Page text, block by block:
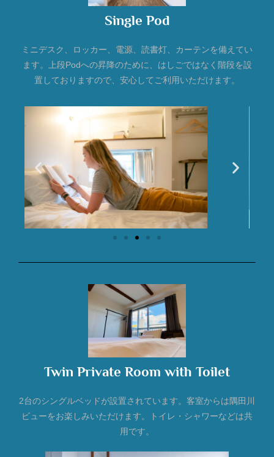
Single Pod
ミニデスク、ロッカー、電源、読書灯、カーテンを備えてい
ます。上段Podへの昇降のために、はしごではなく階段を設
置しておりますので、安心してご利用いただけます。
Twin Private Room with Toilet
2台のシングルベッドが設置されています。客室からは隅田川
ビューをお楽しみいただけます。トイレ・シャワーなどは共
用です。